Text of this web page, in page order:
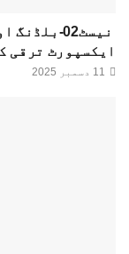
نیسٹ02-
ایکسپورٹ ترقی